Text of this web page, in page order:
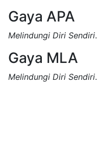
Gaya APA
Melindungi Diri Sendiri.
Gaya MLA
Melindungi Diri Sendiri.